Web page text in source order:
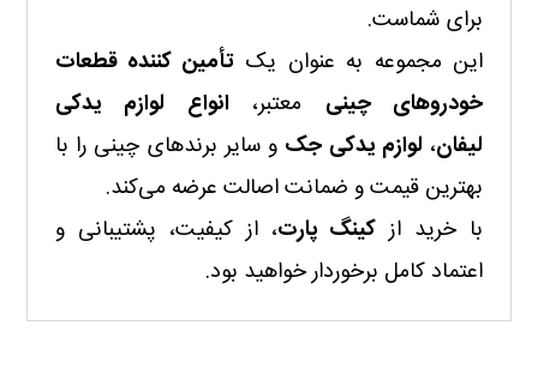
برای شماست.
این مجموعه به عنوان یکتأمین کننده قطعات
خودروهای چینی معتبر،انواع لوازم یدکی
لیفان،لوازم یدکی جک و سایر برندهای چینی را با
بهترین قیمت و ضمانت اصالت عرضه می‌کند.
با خرید از کینگ پارت، از کیفیت، پشتیبانی و
اعتماد کامل برخوردار خواهید بود.